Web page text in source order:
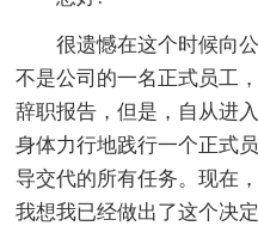
很遗憾在这个时候向公
不是公司的一名正式员工
辞职报告，但是，自从进
身体力行地践行一个正式
导交代的所有任务。现在
我想我已经做出了这个决定